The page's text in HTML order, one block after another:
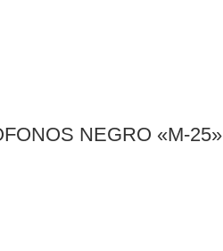
NEGRO «M-25»